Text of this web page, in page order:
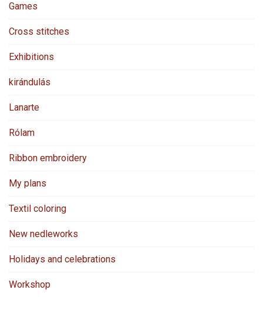
Games
Cross stitches
Exhibitions
kirándulás
Lanarte
Rólam
Ribbon embroidery
My plans
Textil coloring
New nedleworks
Holidays and celebrations
Workshop